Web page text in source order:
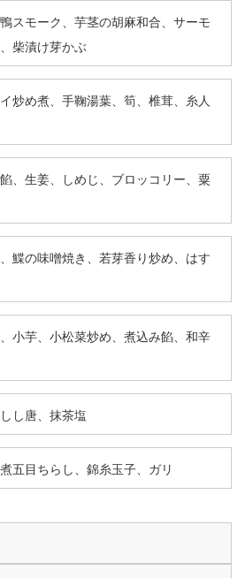
スモーク、芋茎の胡麻和合、サーモ
柴漬け芽かぶ
炒め煮、手鞠湯葉、筍、椎茸、糸人
、生姜、しめじ、ブロッコリー、粟
鰈の味噌焼き、若芽香り炒め、はす
小芋、小松菜炒め、煮込み餡、和辛
し唐、抹茶塩
五目ちらし、錦糸玉子、ガリ